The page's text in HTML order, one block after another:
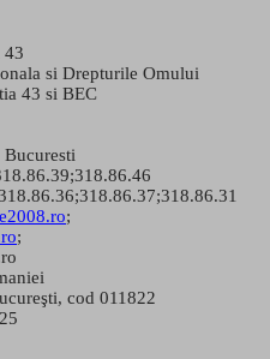
43
si Drepturile Omului
43 si BEC
Bucuresti
;
;
cod 011822